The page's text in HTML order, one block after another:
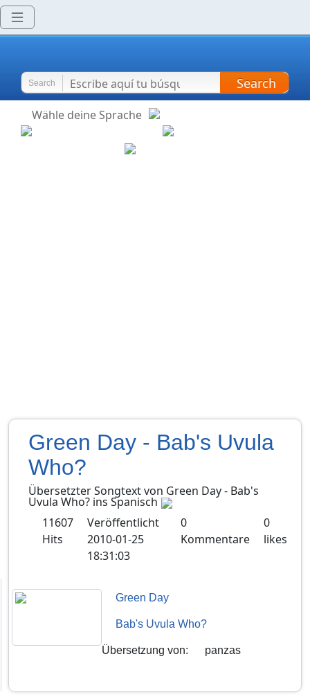
Search Search
Wähle deine Sprache
Green Day - Bab's Uvula
Who?
Übersetzter Songtext von Green Day- Bab's
Uvula Who? ins Spanisch
11607
Hits
Veröffentlicht
2010-01-25
18:31:03
0
Kommentare
0
likes
Green Day
Bab's Uvula Who?
Übersetzung von: panzas